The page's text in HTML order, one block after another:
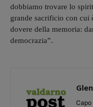
dobbiamo trovare lo
grande sacrificio con cui
dovere della memoria:
democrazia”.
Capo